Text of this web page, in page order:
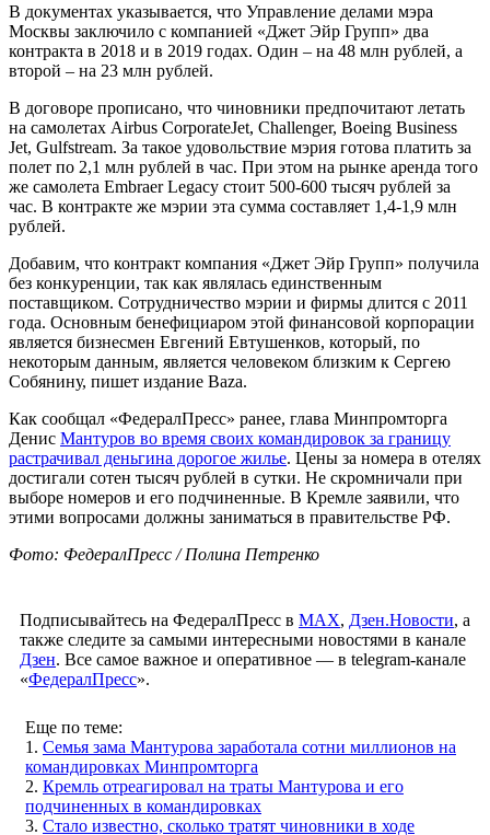
В документах указывается, что Управление делами мэра
Москвы заключило с компанией «Джет Эйр Групп» два
контракта в 2018 и в 2019 годах. Один – на 48 млн рублей, а
второй – на 23 млн рублей.
В договоре прописано, что чиновники предпочитают летать
на самолетах Airbus CorporateJet, Challenger, Boeing Business
Jet, Gulfstream. За такое удовольствие мэрия готова платить за
полет по 2,1 млн рублей в час. При этом на рынке аренда того
же самолета Embraer Legacy стоит 500-600 тысяч рублей за
час. В контракте же мэрии эта сумма составляет 1,4-1,9 млн
рублей.
Добавим, что контракт компания «Джет Эйр Групп» получила
без конкуренции, так как являлась единственным
поставщиком. Сотрудничество мэрии и фирмы длится с 2011
года. Основным бенефициаром этой финансовой корпорации
является бизнесмен Евгений Евтушенков, который, по
некоторым данным, является человеком близким к Сергею
Собянину, пишет издание Baza.
Как сообщал «ФедералПресс» ранее, глава Минпромторга
Денис Мантуров во время своих командировок за границу
растрачивал деньгина дорогое жилье. Цены за номера в отелях
достигали сотен тысяч рублей в сутки. Не скромничали при
выборе номеров и его подчиненные. В Кремле заявили, что
этими вопросами должны заниматься в правительстве РФ.
Фото: ФедералПресс / Полина Петренко
Подписывайтесь на ФедералПресс в МАХ, Дзен.Новости, а
также следите за самыми интересными новостями в канале
Дзен. Все самое важное и оперативное — в telegram-канале
«ФедералПресс».
Еще по теме:
1. Семья зама Мантурова заработала сотни миллионов на
командировках Минпромторга
2. Кремль отреагировал на траты Мантурова и его
подчиненных в командировках
3. Стало известно, сколько тратят чиновники в ходе